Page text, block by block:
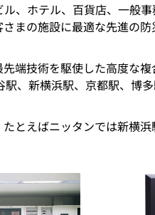
、ホテル、百貨店、一般
まの施設に最適な先進の
端技術を駆使した高度な
、新横浜駅、京都駅、博
とえばニッタンでは新横